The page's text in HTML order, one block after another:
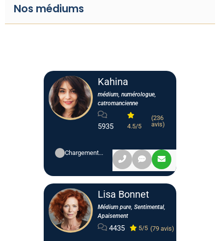
Nos médiums
Kahina
médium, numérologue,
catromancienne
5935 4.5/5
(236
avis)
Chargement...
Lisa Bonnet
Médium pure, Sentimental,
Apaisement
4435 5/5 (79 avis)